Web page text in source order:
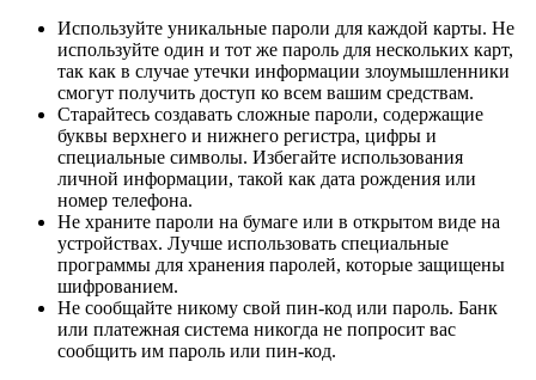
Используйте уникальные пароли для каждой карты. Не
используйте один и тот же пароль для нескольких карт,
так как в случае утечки информации злоумышленники
смогут получить доступ ко всем вашим средствам.
Старайтесь создавать сложные пароли, содержащие
буквы верхнего и нижнего регистра, цифры и
специальные символы. Избегайте использования
личной информации, такой как дата рождения или
номер телефона.
Не храните пароли на бумаге или в открытом виде на
устройствах. Лучше использовать специальные
программы для хранения паролей, которые защищены
шифрованием.
Не сообщайте никому свой пин-код или пароль. Банк
или платежная система никогда не попросит вас
сообщить им пароль или пин-код.